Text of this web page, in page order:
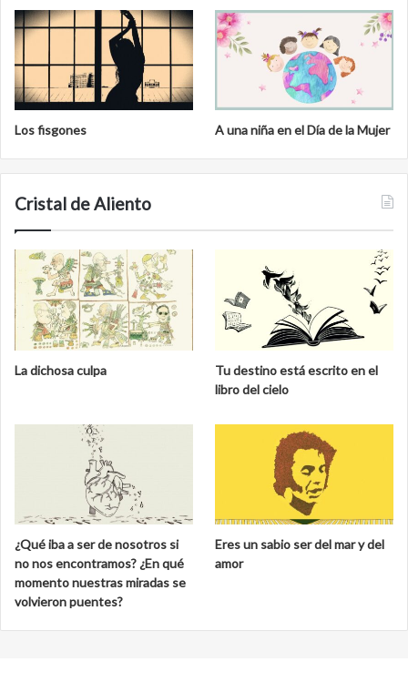
Los fisgones A una niña en el Día de la Mujer
Cristal de Aliento
La dichosa culpa
Tu destino está escrito en el
libro del cielo
¿Qué iba a ser de nosotros si
no nos encontramos? ¿En qué
momento nuestras miradas se
volvieron puentes?
Eres un sabio ser del mar y del
amor